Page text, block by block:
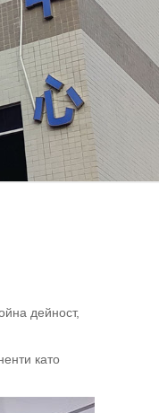
дейност,
като